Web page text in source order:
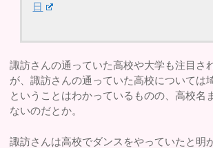
日
諏訪さんの通っていた高校や大学も注目さ
が、諏訪さんの通っていた高校については
ということはわかっているものの、高校名
ないのだとか。
諏訪さんは高校でダンスをやっていたと明